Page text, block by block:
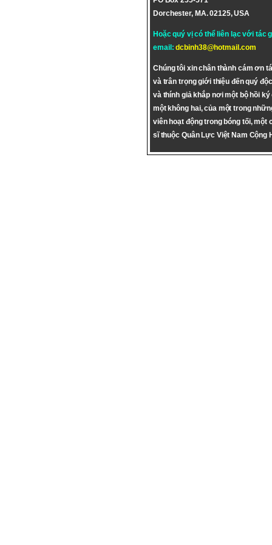
Dorchester, MA. 02125, USA
Hoặc quý vị có thể liên lạc với tác
email:dcbinh38@hotmail.com
Chúng tôi xin chân thành cám ơn
và trân trọng giới thiệu đến quý
và thính giả khắp nơi một bộ hồi ký
một không hai, của một trong
viên hoạt động trong bóng tối, một
sĩ thuộc Quân Lực Việt Nam Cộng